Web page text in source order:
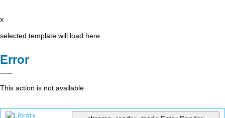
x
selected template will load here
Error
This action is not available.